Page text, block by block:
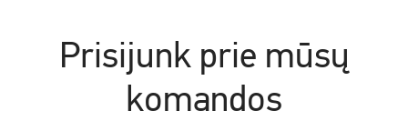
Prisijunk prie mūsų
komandos